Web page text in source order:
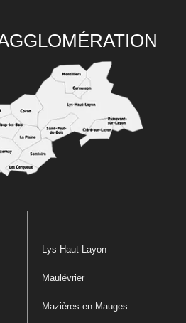
Lys-Haut-Layon
Maulévrier
Mazières-en-Mauges